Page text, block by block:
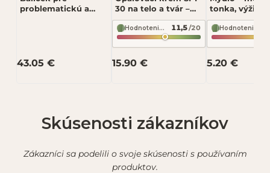
Odoslať recenziu
Recenzia bude zverejnená po schválení.
problematickú a
43.05 €
30 na telo a tvár –
vysoká ochrana pred
slnkom 75 ml –
Soaphoria
Hodnotenie zloženia podľa INCI Beauty 11,5/20
15.90 €
tonka, výživa
pokožky 90 g
Fressia
5.20 €
Skúsenosti zákazníkov
Zákazníci sa podelili o svoje skúsenosti s používaním
produktov.